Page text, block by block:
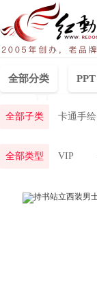
全部分类 PPT
全部子类 卡通手绘
全部类型 VIP